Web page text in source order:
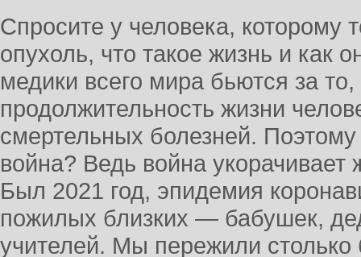
Спросите у человека, которому
опухоль, что такое жизнь и как
медики всего мира бьются за
продолжительность жизни
смертельных болезней.
война? Ведь война
Был 2021 год, эпидемия
пожилых близких — бабушек,
учителей. Мы пережили столько